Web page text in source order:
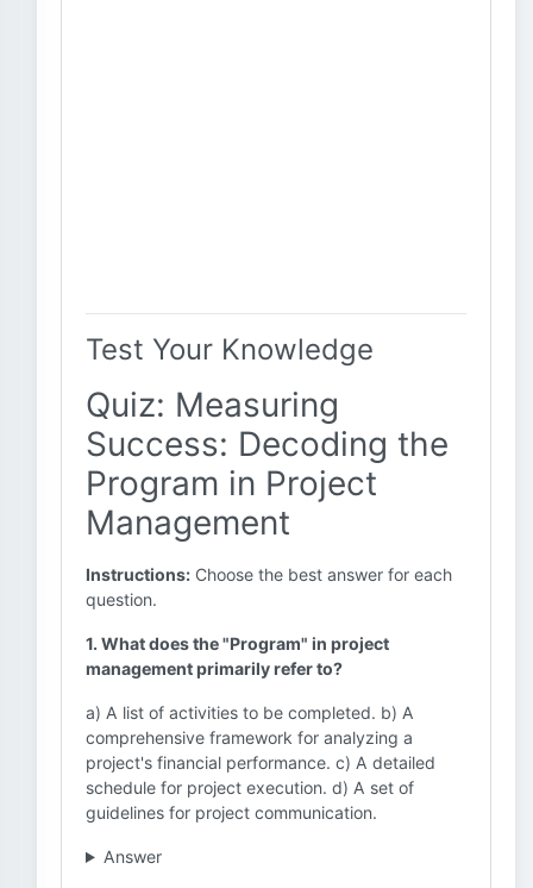
Test Your Knowledge
Quiz: Measuring
Success: Decoding the
Program in Project
Management
Instructions: Choose the best answer for each
question.
1. What does the "Program" in project
management primarily refer to?
a) A list of activities to be completed. b) A
comprehensive framework for analyzing a
project's financial performance. c) A detailed
schedule for project execution. d) A set of
guidelines for project communication.
Answer